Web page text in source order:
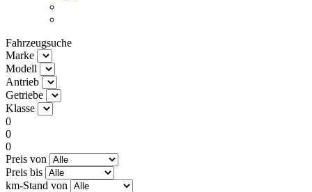
Fahrzeugsuche
Marke
Modell
Antrieb
Getriebe
Klasse
0
0
0
Preis von
Preis bis
km-Stand von